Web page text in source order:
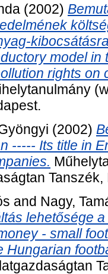
(2002)
model
rights on
(2002)
----- Its title in
Tanszék,
and Nagy,
lehetősége
- small
Hungarian